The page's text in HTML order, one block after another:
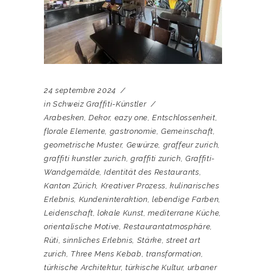
24 septembre 2024
in Schweiz Graffiti-Künstler
Arabesken,Dekor, eazy one,Entschlossenheit,
florale Elemente, gastronomie,Gemeinschaft,
geometrische Muster, Gewürze, graffeur zurich,
graffiti kunstler zurich, graffiti zurich, Graffiti-
Wandgemälde,Identität des Restaurants,
Kanton Zürich, Kreativer Prozess,kulinarisches
Erlebnis, Kundeninteraktion, lebendige Farben,
Leidenschaft,lokale Kunst,mediterrane Küche,
orientalische Motive,Restaurantatmosphäre,
Rüti, sinnliches Erlebnis, Stärke, street art
zurich, Three Mens Kebab, transformation,
türkische Architektur, türkische Kultur, urbaner